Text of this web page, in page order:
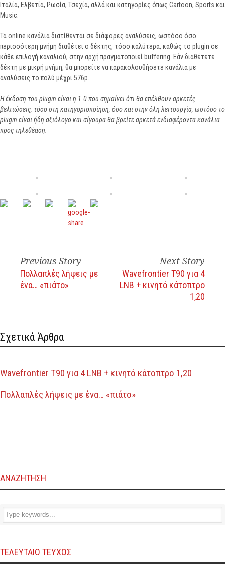
Ιταλία, Ελβετία, Ρωσία, Τσεχία, αλλά και κατηγορίες όπως Cartoon, Sports και
Music.
Τα online κανάλια διατίθενται σε διάφορες αναλύσεις, ωστόσο όσο
περισσότερη μνήμη διαθέτει ο δέκτης, τόσο καλύτερα, καθώς το plugin σε
κάθε επιλογή καναλιού, στην αρχή πραγματοποιεί buffering. Εάν διαθέτετε
δέκτη με μικρή μνήμη, θα μπορείτε να παρακολουθήσετε κανάλια με
αναλύσεις το πολύ μέχρι 576p.
Η έκδοση του plugin είναι η 1.0 που σημαίνει ότι θα επέλθουν αρκετές
βελτιώσεις, τόσο στη κατηγοριοποίηση, όσο και στην όλη λειτουργία, ωστόσο το
plugin είναι ήδη αξιόλογο και σίγουρα θα βρείτε αρκετά ενδιαφέροντα κανάλια
προς τηλεθέαση.
Previous Story
Πολλαπλές λήψεις με
ένα… «πιάτο»
Next Story
Wavefrontier T90 για 4
LNB + κινητό κάτοπτρο
1,20
Σχετικά Άρθρα
Wavefrontier T90 για 4 LNB + κινητό κάτοπτρο 1,20
Πολλαπλές λήψεις με ένα… «πιάτο»
ΑΝΑΖΗΤΗΣΗ
ΤΕΛΕΥΤΑΙΟ ΤΕΥΧΟΣ